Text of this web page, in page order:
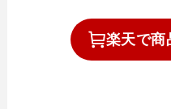
楽天で商